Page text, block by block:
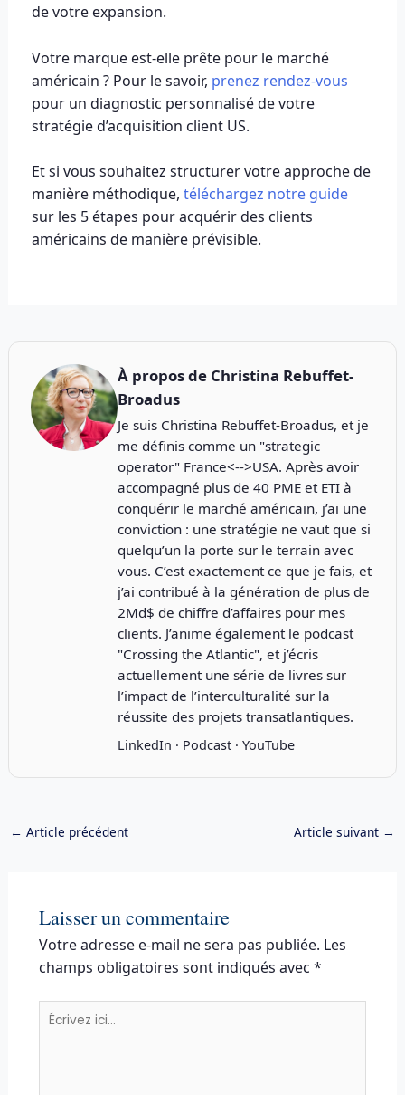
de votre expansion.
Votre marque est-elle prête pour le marché
américain ? Pour le savoir, prenez rendez-vous
pour un diagnostic personnalisé de votre
stratégie d’acquisition client US.
Et si vous souhaitez structurer votre approche de
manière méthodique, téléchargez notre guide
sur les 5 étapes pour acquérir des clients
américains de manière prévisible.
À propos de Christina Rebuffet-
Broadus
Je suis Christina Rebuffet-Broadus, et je
me définis comme un "strategic
operator" France<-->USA. Après avoir
accompagné plus de 40 PME et ETI à
conquérir le marché américain, j’ai une
conviction : une stratégie ne vaut que si
quelqu’un la porte sur le terrain avec
vous. C’est exactement ce que je fais, et
j’ai contribué à la génération de plus de
2Md$ de chiffre d’affaires pour mes
clients. J’anime également le podcast
"Crossing the Atlantic", et j’écris
actuellement une série de livres sur
l’impact de l’interculturalité sur la
réussite des projets transatlantiques.
LinkedIn · Podcast· YouTube
← Article précédent Article suivant →
Laisser un commentaire
Votre adresse e-mail ne sera pas publiée. Les
champs obligatoires sont indiqués avec *
Écrivez